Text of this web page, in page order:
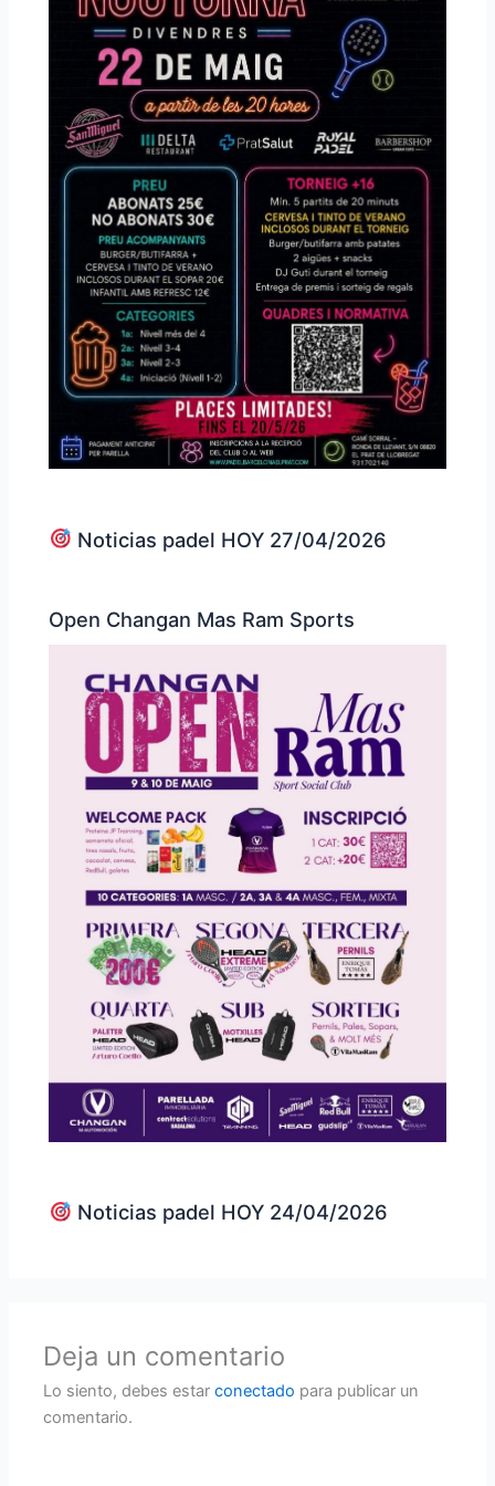
Noticias padel HOY 27/04/2026
Open Changan Mas Ram Sports
Noticias padel HOY 24/04/2026
Deja un comentario
Lo siento, debes estarconectado para publicar un
comentario.